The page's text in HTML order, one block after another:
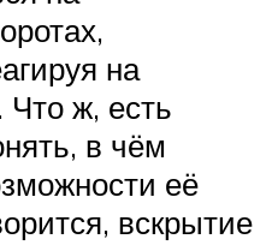
на
ж, есть
в чём
её
вскрытие